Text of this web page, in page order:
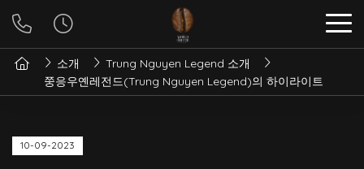
소개
Trung Nguyen Legend 소개
쭝응우옌레전드(Trung Nguyen Legend)의 하이라이트
10-09-2023